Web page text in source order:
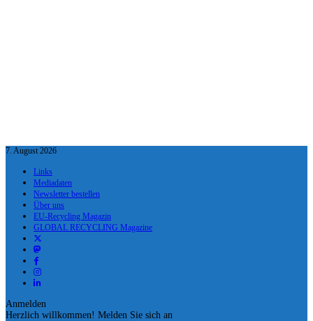
7. August 2026
Links
Mediadaten
Newsletter bestellen
Über uns
EU-Recycling Magazin
GLOBAL RECYCLING Magazine
Anmelden
Herzlich willkommen! Melden Sie sich an